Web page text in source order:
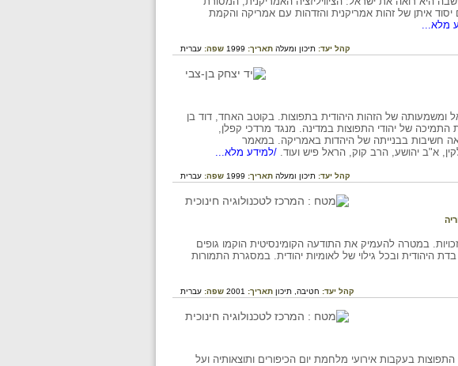
יסוד איתן של זהות אמריקנית והזדהות עם אמריקה והקמת
מלא...
קהל יעד: תיכון ומעלה תאריך: 1999 שפה: עברית
ומשמעותה של הזהות היהודית בתפוצות. בקוטב האחד, דוד בן
של יהודי התפוצות במדינה. מנגד מרדכי קפלן,
חשיבות בבנייתה של היהדות באמריקה. במאמר
א"ב יהושע, הרב קוק, הראל פיש ועוד. /למידע מלא...
קהל יעד: תיכון ומעלה תאריך: 1999 שפה: עברית
במטרה להעמיק את התודעה הקומינסיטית הוקמו גופים
היהודית ובכל גילוי של לאומיות יהודית. במסגרת התמורות
קהל יעד: חטיבה, תיכון תאריך: 2001 שפה: עברית
בעקבות אירועי מלחמת יום הכיפורים ותוצאותיה ועל